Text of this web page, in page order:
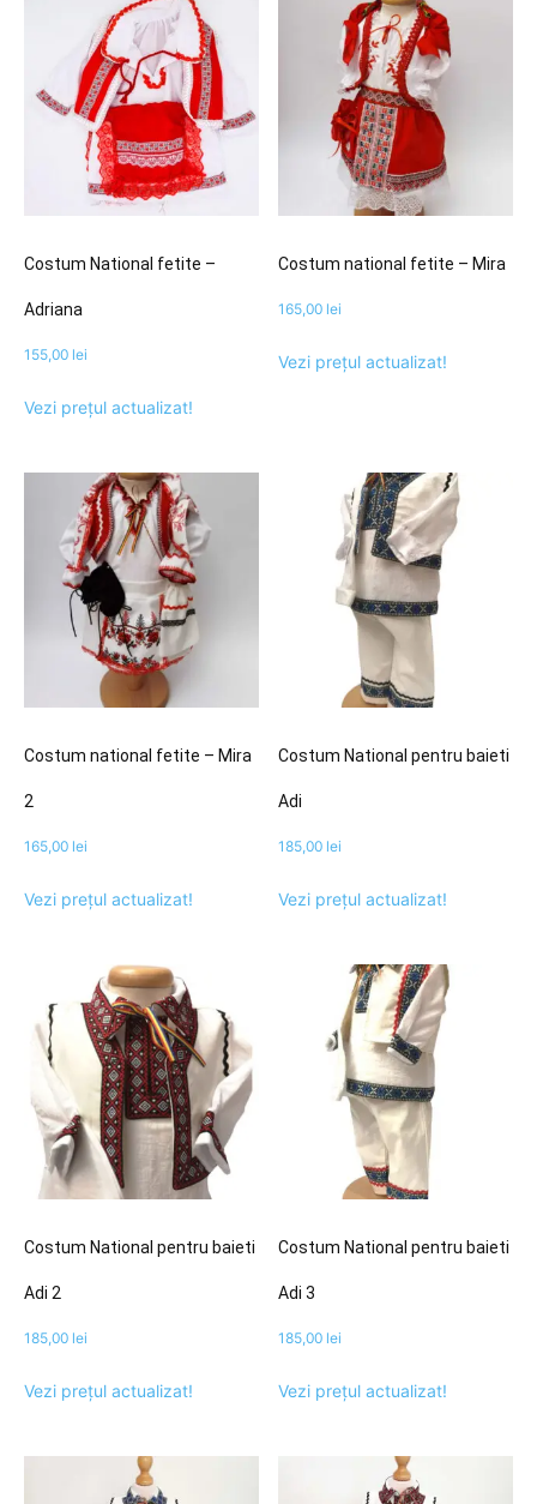
Costum National fetite –
Adriana
155,00 lei
Vezi prețul actualizat!
Costum national fetite – Mira
165,00 lei
Vezi prețul actualizat!
Costum national fetite – Mira
2
165,00 lei
Vezi prețul actualizat!
Costum National pentru baieti
Adi
185,00 lei
Vezi prețul actualizat!
Costum National pentru baieti
Adi 2
185,00 lei
Vezi prețul actualizat!
Costum National pentru baieti
Adi 3
185,00 lei
Vezi prețul actualizat!